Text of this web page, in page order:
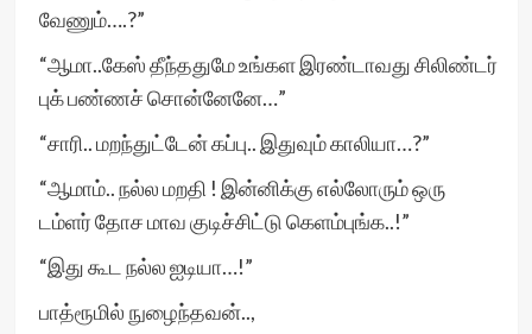
வேணும்….?”
“ஆமா..கேஸ் தீந்ததுமே உங்கள இரண்டாவது சிலிண்டர்
புக் பண்ணச் சொன்னேனே…”
“சாரி.. மறந்துட்டேன் கப்பு.. இதுவும் காலியா…?”
“ஆமாம்.. நல்ல மறதி ! இன்னிக்கு எல்லோரும் ஒரு
டம்ளர் தோச மாவ குடிச்சிட்டு கெளம்புங்க..!”
“இது கூட நல்ல ஐடியா…!”
பாத்ரூமில் நுழைந்தவன்..,